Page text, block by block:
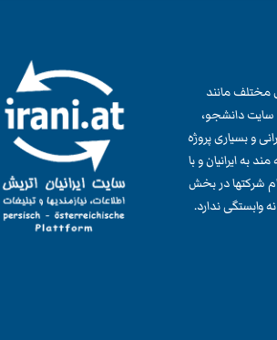
از سال 2003، پروژه های مختلف مانند
سایت دانشجو،
ایرانی و بسیاری پروژه
به ایرانیان و با
شرکتها در بخش
وابستگی ندارد.